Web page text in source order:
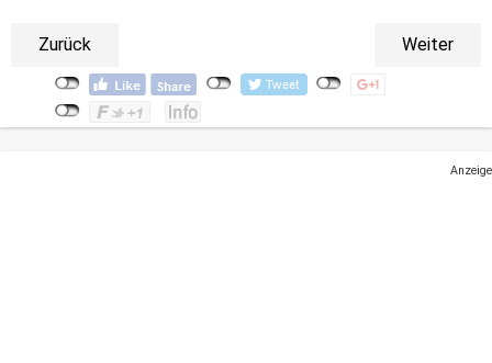
Zurück Weiter
Anzeige